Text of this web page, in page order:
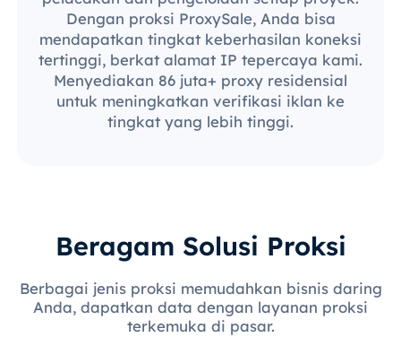
Dengan proksi ProxySale, Anda bisa
mendapatkan tingkat keberhasilan koneksi
tertinggi, berkat alamat IP tepercaya kami.
Menyediakan 86 juta+ proxy residensial
untuk meningkatkan verifikasi iklan ke
tingkat yang lebih tinggi.
Beragam Solusi Proksi
Berbagai jenis proksi memudahkan bisnis daring
Anda, dapatkan data dengan layanan proksi
terkemuka di pasar.